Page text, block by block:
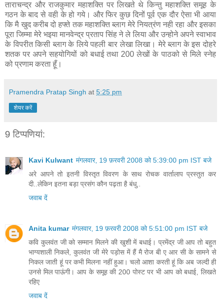
ताराचन्‍द्र और राजकुमार महाशक्ति पर लिखते थे किन्‍तु महाशक्ति समूह के
गठन के बाद से वही के हो गये। और फिर कुछ दिनों पूर्व एक दौर ऐसा भी आया
कि मै खुद करीब दो हफ्ते तक महाशक्ति ब्‍लाग मेरे नियत्रंण नही रहा और इसका
पूरा जिम्‍मा मेरे भइया मानवेन्‍द्र प्रताप सिंह ने ले लिया और उन्‍होने अपने स्‍वाभाव
के विपरीत किसी ब्‍लाग के लिये पहली बार लेखा लिखा। मेरे ब्‍लाग के इस दोहरे
शतक पर अपने सहयोगियों को बधाई तथा 200 लेखों के पाठको से मिले स्‍नेह
को प्रणाम करता हूँ।
Pramendra Pratap Singh at 5:25 pm
शेयर करें
9 टिप्‍पणियां:
Kavi Kulwant मंगलवार, 19 फ़रवरी 2008 को 5:39:00 pm IST बजे
अरे आपने तो इतनी विस्तृत विवरण के साथ रोचक वार्तालाप प्रस्तुत कर
दी..लेकिन इतना बड़ा प्रसंग कौन पढ़ता है बंधु..
जवाब दें
Anita kumar मंगलवार, 19 फ़रवरी 2008 को 5:51:00 pm IST बजे
कवि कुलवंत जी को सम्मान मिलने की खुशी में बधाई। प्रमेंद्र जी आप तो बहुत
भाग्यशाली निकले, कुलवंत जी मेरे पड़ोस में हैं मै रोज बी ए आर सी के सामने से
निकल जाती हूं पर कभी मिलना नहीं हुआ। चलो आशा करती हूं कि अब जल्दी ही
उनसे मिल पाऊंगी। आप के समूह की 200 पोस्ट पर भी आप को बधाई, लिखते
रहिए
जवाब दें